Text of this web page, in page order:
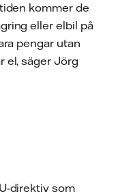
kommer de
eller elbil på
pengar utan
el, säger Jörg
direktiv som